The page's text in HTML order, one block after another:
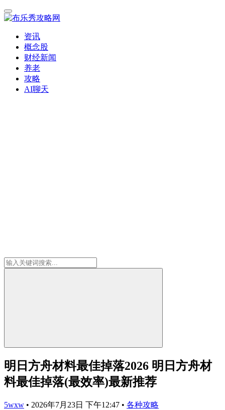
资讯
概念股
财经新闻
养老
攻略
AI聊天
明日方舟材料最佳掉落2026 明日方舟材
料最佳掉落(最效率)最新推荐
5wxw • 2026年7月23日 下午12:47 • 各种攻略